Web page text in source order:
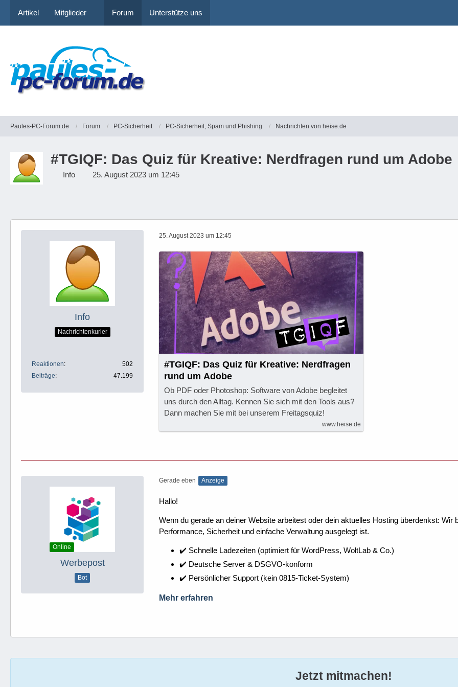
Artikel Mitglieder Forum Unterstütze uns
Paules-PC-Forum.de Forum PC-Sicherheit PC-Sicherheit, Spam und Phishing Nachrichten von heise.de
#TGIQF: Das Quiz für Kreative: Nerdfragen rund um Adobe
Info 25. August 2023 um 12:45
Info
Nachrichtenkurier
Reaktionen
502
Beiträge
47.199
25. August 2023 um 12:45
#TGIQF: Das Quiz für Kreative: Nerdfragen
rund um Adobe
Ob PDF oder Photoshop: Software von Adobe begleitet
uns durch den Alltag. Kennen Sie sich mit den Tools aus?
Dann machen Sie mit bei unserem Freitagsquiz!
www.heise.de
Online
Werbepost
Bot
Gerade eben Anzeige
Hallo!
Wenn du gerade an deiner Website arbeitest oder dein aktuelles Hosting überdenkst:
Performance, Sicherheit und einfache Verwaltung ausgelegt ist.
✔️ Schnelle Ladezeiten (optimiert für WordPress, WoltLab & Co.)
✔️ Deutsche Server & DSGVO-konform
✔️ Persönlicher Support (kein 0815-Ticket-System)
Mehr erfahren
Jetzt mitmachen!